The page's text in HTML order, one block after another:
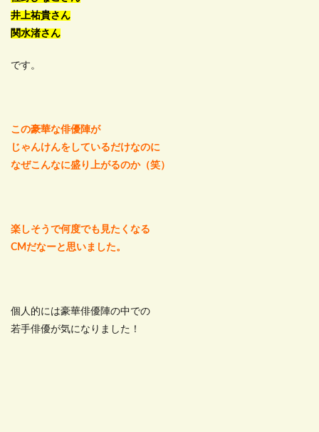
井上祐貴さん
関水渚さん
です。
この豪華な俳優陣が
じゃんけんをしているだけなのに
なぜこんなに盛り上がるのか（笑）
楽しそうで何度でも見たくなる
CMだなーと思いました。
個人的には豪華俳優陣の中での
若手俳優が気になりました！